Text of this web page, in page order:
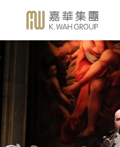
事
詳
集
嘉
創
管
業務
企
樂
支
推
嘉
（
銀
（
投
企
事
工
職
深
博
「
新
《
及